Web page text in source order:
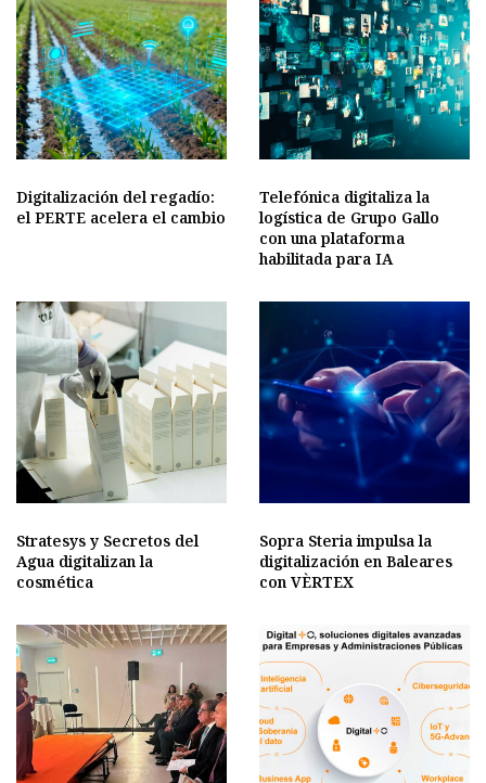
Digitalización del regadío:
el PERTE acelera el cambio
Telefónica digitaliza la
logística de Grupo Gallo
con una plataforma
habilitada para IA
Stratesys y Secretos del
Agua digitalizan la
cosmética
Sopra Steria impulsa la
digitalización en Baleares
con VÈRTEX